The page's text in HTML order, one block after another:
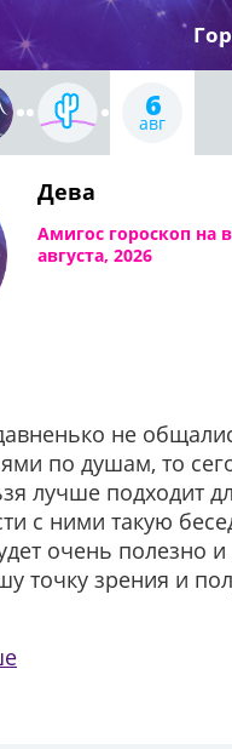
6
авг
Дева
Амигос гороскоп на
августа, 2026
не
по душам, то
лучше подходит
с ними такую
очень полезно
точку зрения и